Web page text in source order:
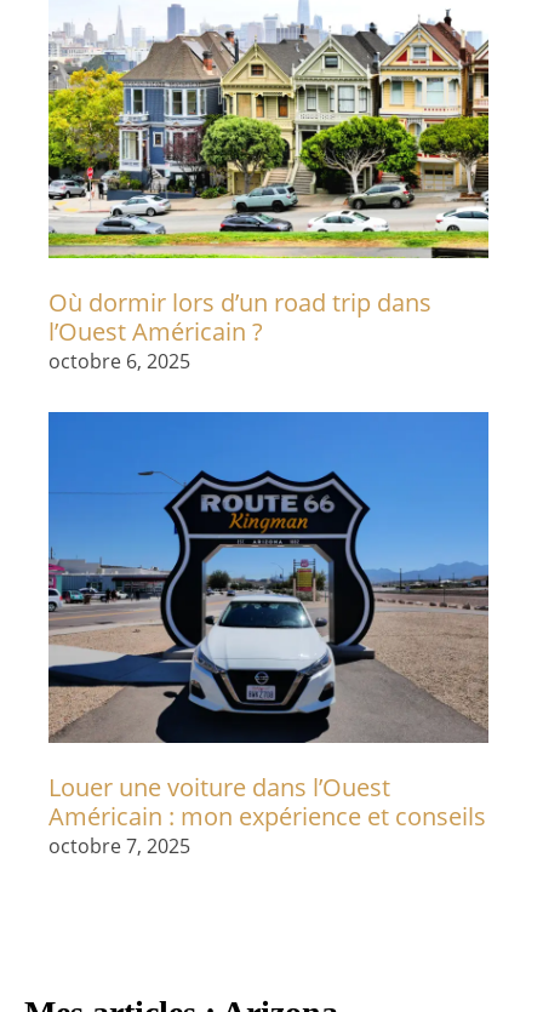
Où dormir lors d’un road trip dans
l’Ouest Américain ?
octobre 6, 2025
Louer une voiture dans l’Ouest
Américain : mon expérience et conseils
octobre 7, 2025